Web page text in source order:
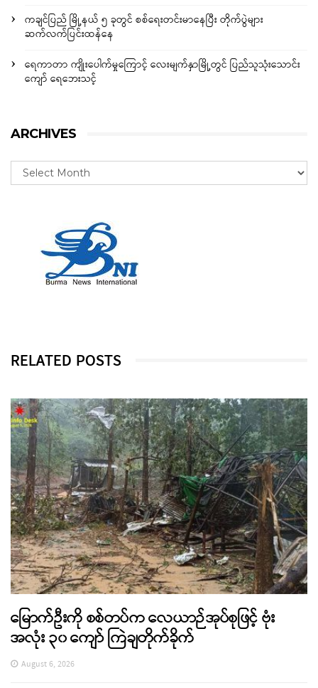
ကချင်ပြည် မြို့နယ် ၅ ခုတွင် စစ်ရေးတင်းမာနေပြီး တိုက်ပွဲများ
ဆက်လက်ပြင်းထန်နေ
ရေကာတာ ကျိုးပေါက်မှုကြောင့် လေးမျက်နှာမြို့တွင် ပြည်သူသုံးသောင်း
ကျော် ရေဘေးသင့်
ARCHIVES
RELATED POSTS
မြောက်ဦးကို စစ်တပ်က လေယာဉ်အုပ်စုဖြင့် ဗုံး
အလုံး ၃၀ ကျော် ကြဲချတိုက်ခိုက်
August 6, 2026